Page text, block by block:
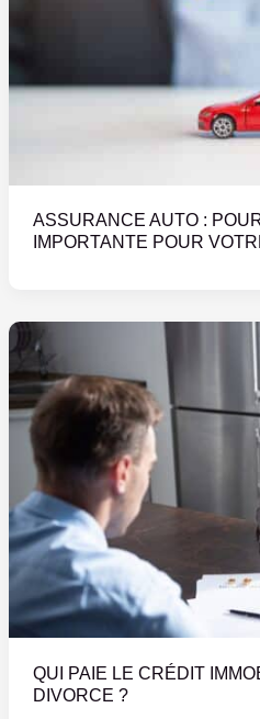
ASSURANCE AUTO :
IMPORTANTE POUR
QUI PAIE LE CRÉDIT
DIVORCE ?